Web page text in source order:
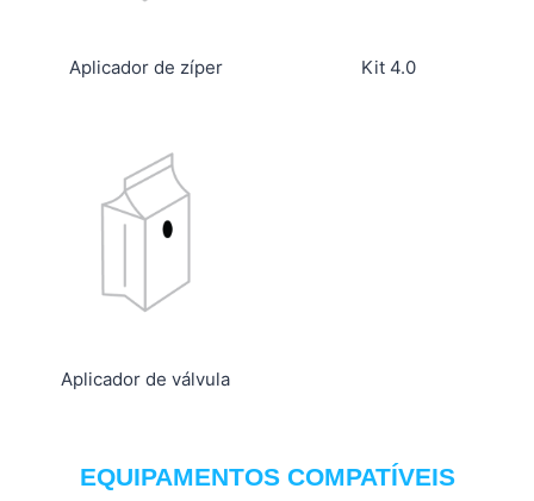
Aplicador de zíper Kit 4.0
Aplicador de válvula
EQUIPAMENTOS COMPATÍVEIS